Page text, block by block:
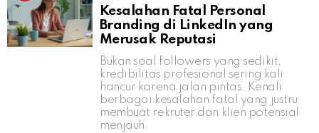
Kesalahan Fatal Personal
Branding di LinkedIn yang
Merusak Reputasi
Bukan soal followers yang sedikit,
kredibilitas profesional sering kali
hancur karena jalan pintas. Kenali
berbagai kesalahan fatal yang justru
membuat rekruter dan klien potensial
menjauh.